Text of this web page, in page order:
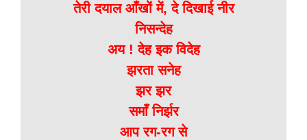
तेरी दयाल आँखों में, दे दिखाई नीर
निसन्देह
अय ! देह इक विदेह
झरता सनेह
झर झर
समाँ निर्झर
आप रग-रग से